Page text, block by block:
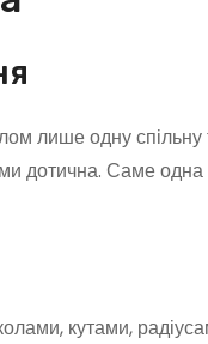
лише одну спільну
дотична. Саме одна
кутами,